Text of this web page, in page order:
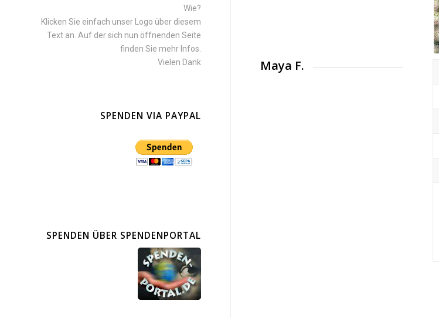
Maya F.
Wie?
Klicken Sie einfach unser Logo über diesem
Text an. Auf der sich nun öffnenden Seite
finden Sie mehr Infos.
Vielen Dank
SPENDEN VIA PAYPAL
SPENDEN ÜBER SPENDENPORTAL